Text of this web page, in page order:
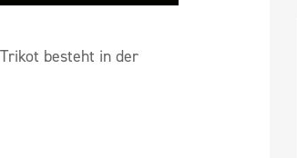
besteht in der